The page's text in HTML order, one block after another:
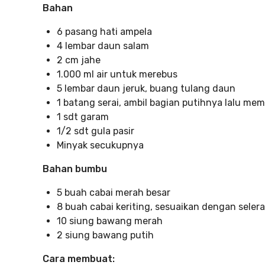
Bahan
6 pasang hati ampela
4 lembar daun salam
2 cm jahe
1.000 ml air untuk merebus
5 lembar daun jeruk, buang tulang daun
1 batang serai, ambil bagian putihnya lalu
1 sdt garam
1/2 sdt gula pasir
Minyak secukupnya
Bahan bumbu
5 buah cabai merah besar
8 buah cabai keriting, sesuaikan dengan selera
10 siung bawang merah
2 siung bawang putih
Cara membuat: